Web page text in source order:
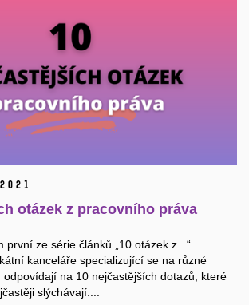
2021
otázek z pracovního práva
první ze série článků „10 otázek z...“.
kanceláře specializující se na různé
odpovídají na 10 nejčastějších dotazů, které
slýchávají....